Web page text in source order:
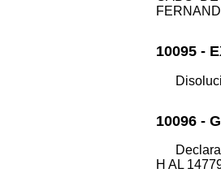
10095 -
10096 -
H AL